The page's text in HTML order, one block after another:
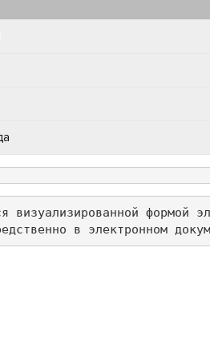
визуализированной формой
в электронном